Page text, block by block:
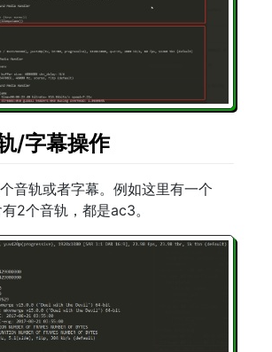
/字幕操作
音轨或者字幕。例如这里有一个
2个音轨，都是ac3。